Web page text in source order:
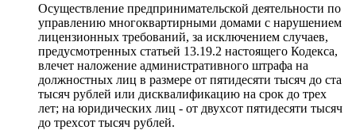
Осуществление предпринимательской деятельности по
управлению многоквартирными домами с нарушением
лицензионных требований, за исключением случаев,
предусмотренных статьей 13.19.2 настоящего Кодекса,
влечет наложение административного штрафа на
должностных лиц в размере от пятидесяти тысяч до ста
тысяч рублей или дисквалификацию на срок до трех
лет; на юридических лиц - от двухсот пятидесяти тысяч
до трехсот тысяч рублей.